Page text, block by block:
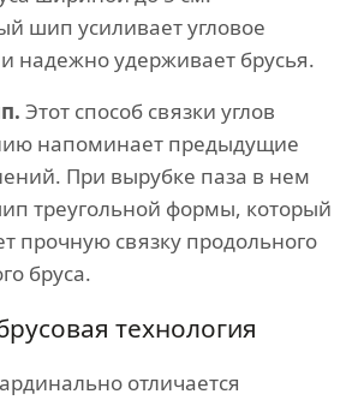
шип усиливает угловое
надежно удерживает брусья.
Этот способ связки углов
напоминает предыдущие
При вырубке паза в нем
треугольной формы, который
прочную связку продольного
бруса.
технология
отличается